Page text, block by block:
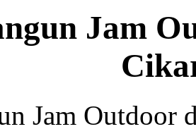
Jam
Jam Outdoor